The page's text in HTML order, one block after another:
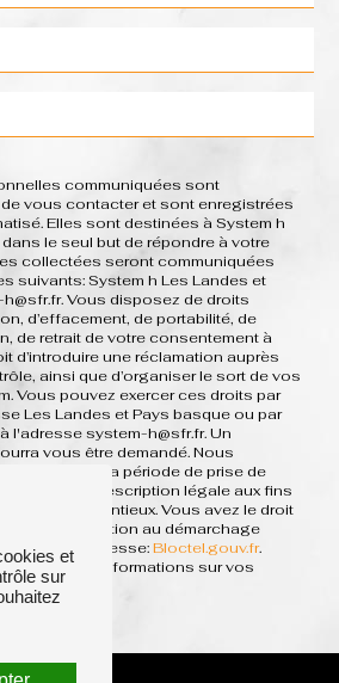
communiquées sont
vous contacter et sont enregistrées
Elles sont destinées à System h
le seul but de répondre à votre
collectées seront communiquées
suivants: System h Les Landes et
Vous disposez de droits
d’effacement, de portabilité, de
de retrait de votre consentement à
d’introduire une réclamation auprès
ainsi que d’organiser le sort de vos
Vous pouvez exercer ces droits par
Les Landes et Pays basque ou par
l'adresse system-h@sfr.fr. Un
vous être demandé. Nous
pendant la période de prise de
la durée de prescription légale aux fins
des contentieux. Vous avez le droit
liste d'opposition au démarchage
à cette adresse:Bloctel.gouv.fr.
pour plus d’informations sur vos
et
sur